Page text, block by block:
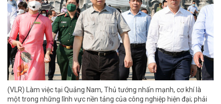
(VLR) Làm việc tại Quảng Nam, Thủ tướng nhấn mạnh, cơ khí là
một trong những lĩnh vực nền tảng của công nghiệp hiện đại; phải